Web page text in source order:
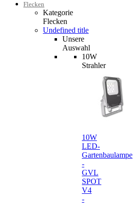
Flecken
Kategorie
Flecken
Undefined title
Unsere
Auswahl
10W
Strahler
10W
LED-
Gartenbaulampe
-
GVL
SPOT
V4
-